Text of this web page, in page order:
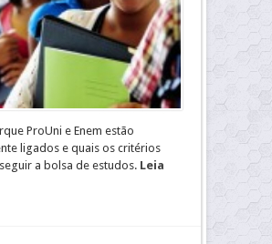
ProUni e Enem estão
ligados e quais os critérios
a bolsa de estudos. Leia